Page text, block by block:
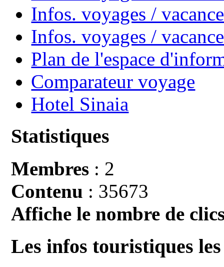
Infos. voyages /
Infos. voyages /
Plan de l'espace
Comparateur voyage
Hotel Sinaia
Statistiques
Membres : 2
Contenu : 35673
Affiche le nombre de
Les infos touristiques